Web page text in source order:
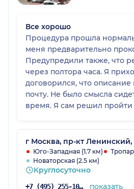
Все хорошо
Процедура прошла
меня предварительно
Предупредили также, что
через полтора часа. Я
договорился, что описание
почту. Не было смысла
время. Я сам решил пройти
заключение это
комфортная обстановка,
как прием у всех по записи.
г Москва, пр-кт Ленинский,
Юго-Западная (1.7 км)
Новаторская (2.5 км)
Круглосуточно
+7 (495) 255-10-78 показать